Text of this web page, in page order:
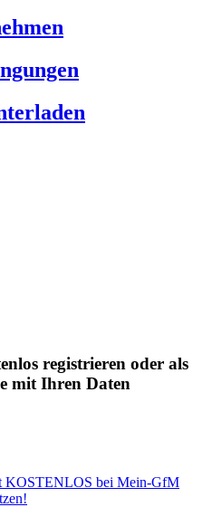
registrieren oder als
mit Ihren Daten
KOSTENLOS bei Mein-GfM